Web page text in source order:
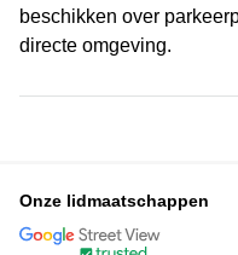
beschikken over
directe omgeving.
Onze lidmaatschappen